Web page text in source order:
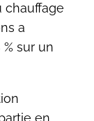
chauffage
a
sur un
en